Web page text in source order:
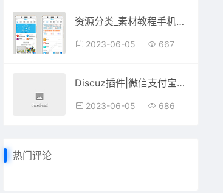
资源分类_素材教程手机版（UTF8编码）
2023-06-05 667
Discuz插件|微信支付宝充值积分81.230519
2023-06-05 686
热门评论